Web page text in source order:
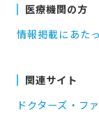
医療機関の方
情報掲載にあた
関連サイト
ドクターズ・フ